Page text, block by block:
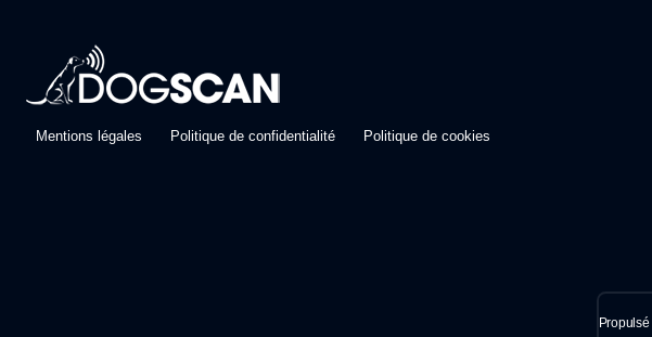
Mentions légales Politique de confidentialité Politique de cookies